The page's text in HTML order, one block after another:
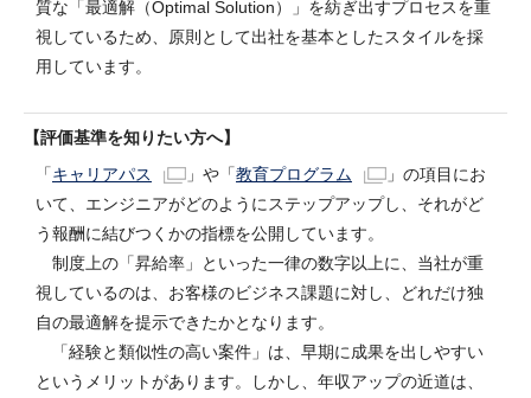
質な「最適解（Optimal Solution）」を紡ぎ出すプロセスを重
視しているため、原則として出社を基本としたスタイルを採
用しています。
評価基準を知りたい方へ
「キャリアパス 」や「教育プログラム
」の項目にお
いて、エンジニアがどのようにステップアップし、それがど
う報酬に結びつくかの指標を公開しています。
制度上の「昇給率」といった一律の数字以上に、当社が重
視しているのは、お客様のビジネス課題に対し、どれだけ独
自の最適解を提示できたかとなります。
「経験と類似性の高い案件」は、早期に成果を出しやすい
というメリットがあります。しかし、年収アップの近道は、